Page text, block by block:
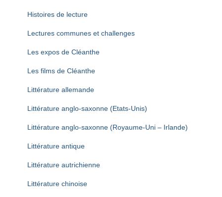
Histoires de lecture
Lectures communes et challenges
Les expos de Cléanthe
Les films de Cléanthe
Littérature allemande
Littérature anglo-saxonne (Etats-Unis)
Littérature anglo-saxonne (Royaume-Uni – Irlande)
Littérature antique
Littérature autrichienne
Littérature chinoise